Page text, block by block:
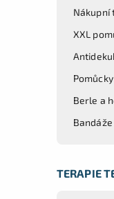
Nákupní
XXL
Berle a
TERAPIE